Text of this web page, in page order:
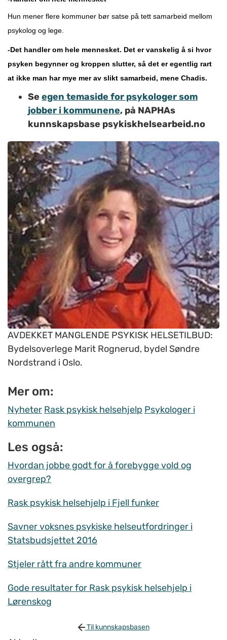
Hun mener flere kommuner bør satse på tett samarbeid mellom
psykolog og lege.
-Det handler om hele mennesket. Det er vanskelig å si hvor
psyken begynner og kroppen slutter, så det er egentlig rart
at ikke man har mye mer av slikt samarbeid, mene Chadis.
Se egen temaside for psykologer som
jobber i kommunene, på NAPHAs
kunnskapsbase psykiskhelsearbeid.no
AVDEKKET MANGLENDE PSYKISK HELSETILBUD:
Bydelsoverlege Marit Rognerud, bydel Søndre
Nordstrand i Oslo.
Mer om:
Nyheter Rask psykisk helsehjelp Psykologer i
kommunen
Les også:
Hvordan jobbe godt for å forebygge vold og
overgrep?
Rask psykisk helsehjelp i Fjell funker
Savner voksnes psykiske helseutfordringer i
Statsbudsjettet 2016
Stjeler rått fra andre kommuner
Gode resultater for Rask psykisk helsehjelp i
Lørenskog
Til kunnskapsbasen